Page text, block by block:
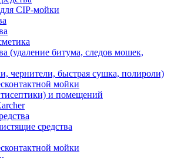
CIP-мойки
(удаление битума, следов мошек,
чернители, быстрая сушка, полироли)
мойки
и помещений
средства
мойки